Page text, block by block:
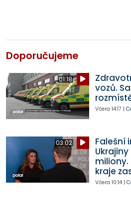
Doporučujeme
01:18
vozů.
Včera 14:17 |
03:02
Falešní
miliony.
kraje
Včera 10:14|